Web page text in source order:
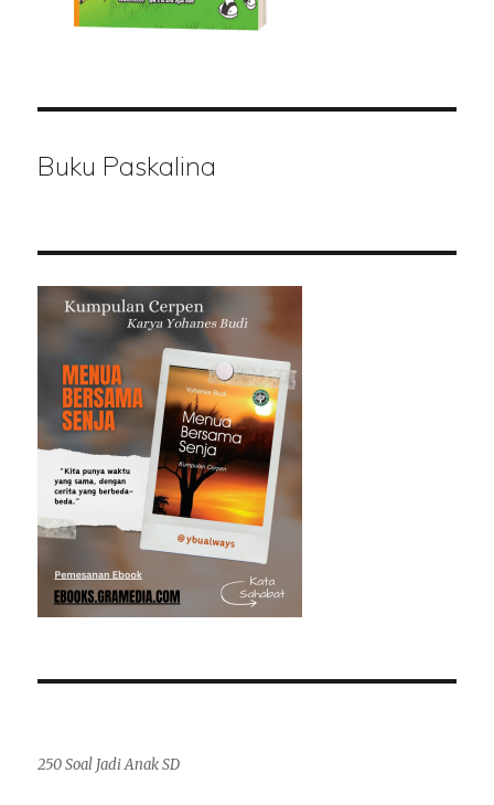
Buku Paskalina
250 Soal Jadi Anak SD